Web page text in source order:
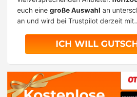
euch eine große Auswahl an
an und wird bei Trustpilot derzeit
ICH WILL